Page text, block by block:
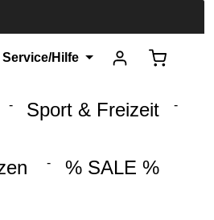
Service/Hilfe
Sport & Freizeit
% SALE %